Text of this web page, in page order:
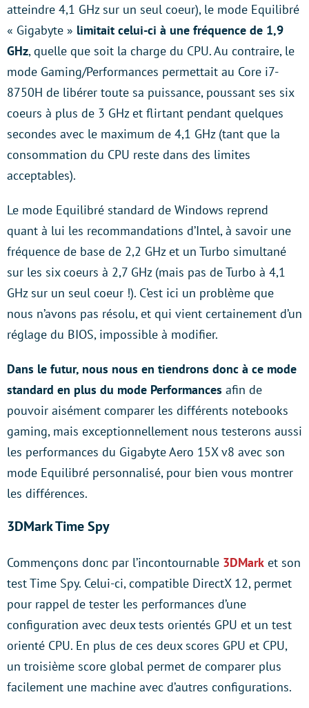
atteindre 4,1 GHz sur un seul coeur), le mode Equilibré
« Gigabyte » limitait celui-ci à une fréquence de 1,9
GHz, quelle que soit la charge du CPU. Au contraire, le
mode Gaming/Performances permettait au Core i7-
8750H de libérer toute sa puissance, poussant ses six
coeurs à plus de 3 GHz et flirtant pendant quelques
secondes avec le maximum de 4,1 GHz (tant que la
consommation du CPU reste dans des limites
acceptables).
Le mode Equilibré standard de Windows reprend
quant à lui les recommandations d’Intel, à savoir une
fréquence de base de 2,2 GHz et un Turbo simultané
sur les six coeurs à 2,7 GHz (mais pas de Turbo à 4,1
GHz sur un seul coeur !). C’est ici un problème que
nous n’avons pas résolu, et qui vient certainement d’un
réglage du BIOS, impossible à modifier.
Dans le futur, nous nous en tiendrons donc à ce mode
standard en plus du mode Performances afin de
pouvoir aisément comparer les différents notebooks
gaming, mais exceptionnellement nous testerons aussi
les performances du Gigabyte Aero 15X v8 avec son
mode Equilibré personnalisé, pour bien vous montrer
les différences.
3DMark Time Spy
Commençons donc par l’incontournable 3DMark et son
test Time Spy. Celui-ci, compatible DirectX 12, permet
pour rappel de tester les performances d’une
configuration avec deux tests orientés GPU et un test
orienté CPU. En plus de ces deux scores GPU et CPU,
un troisième score global permet de comparer plus
facilement une machine avec d’autres configurations.